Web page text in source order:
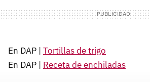
En DAP | Tortillas de trigo
En DAP | Receta de enchiladas